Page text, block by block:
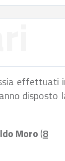
effettuati
disposto
Moro(8